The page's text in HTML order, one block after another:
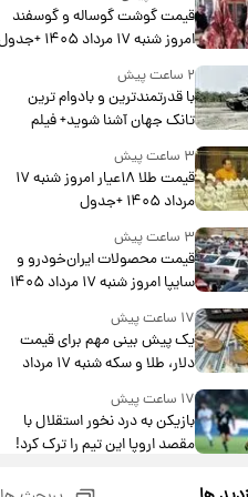
قیمت گوشت گوساله و گوسفند
امروز شنبه ۱۷ مرداد ۱۴۰۵ +جدول
۲ ساعت پیش
با قدرتمندترین و بادوام ترین
تانک جهان آشنا شوید+ فیلم
۳ ساعت پیش
قیمت طلا ۱۸عیار امروز شنبه ۱۷
مرداد ۱۴۰۵ +جدول
۳ ساعت پیش
قیمت محصولات ایران‌خودرو و
سایپا امروز شنبه ۱۷ مرداد ۱۴۰۵
۱۷ ساعت پیش
یک پیش ‌بینی مهم برای قیمت
دلار، طلا و سکه شنبه ۱۷ مرداد
۱۴۰۵
۱۷ ساعت پیش
بازیکن به درد نخور استقلال با
مقصد اروپا این تیم را ترک کرد!